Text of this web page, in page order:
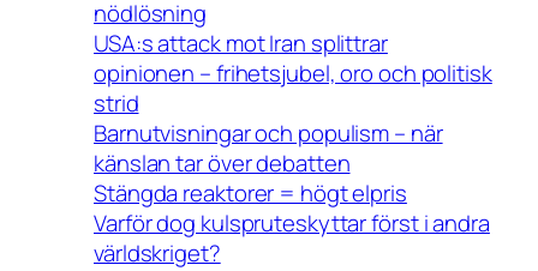
nödlösning
USA:s attack mot Iran splittrar
opinionen – frihetsjubel, oro och politisk
strid
Barnutvisningar och populism – när
känslan tar över debatten
Stängda reaktorer = högt elpris
Varför dog kulspruteskyttar först i andra
världskriget?